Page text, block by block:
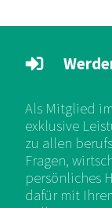
Als Mitglied
exklusive
zu allen
Fragen,
persönliches
dafür mit